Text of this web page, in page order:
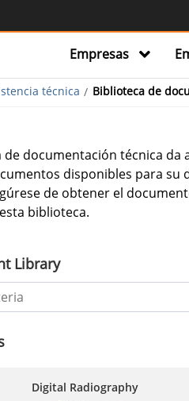
Empresas
técnica Biblioteca de
documentación técnica da
disponibles para su
de obtener el
biblioteca.
Library
Digital Radiography